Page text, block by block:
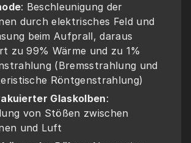
: Beschleunigung der
durch elektrisches Feld und
beim Aufprall, daraus
zu 99% Wärme und zu 1%
(Bremsstrahlung und
Röntgenstrahlung)
Glaskolben:
von Stößen zwischen
und Luft